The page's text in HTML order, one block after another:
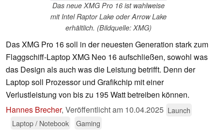
Das neue XMG Pro 16 ist wahlweise
mit Intel Raptor Lake oder Arrow Lake
erhältlich. (Bildquelle: XMG)
Das XMG Pro 16 soll in der neuesten Generation stark zum
Flaggschiff-Laptop XMG Neo 16 aufschließen, sowohl was
das Design als auch was die Leistung betrifft. Denn der
Laptop soll Prozessor und Grafikchip mit einer
Verlustleistung von bis zu 195 Watt betreiben können.
Hannes Brecher, Veröffentlicht am 10.04.2025 Launch
Laptop / Notebook
Gaming